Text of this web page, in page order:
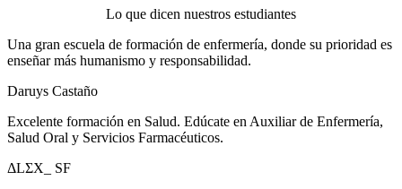
Lo que dicen nuestros estudiantes
Una gran escuela de formación de enfermería, donde su prioridad es
enseñar más humanismo y responsabilidad.
Daruys Castaño
Excelente formación en Salud. Edúcate en Auxiliar de Enfermería,
Salud Oral y Servicios Farmacéuticos.
ΔLΣΧ_ SF